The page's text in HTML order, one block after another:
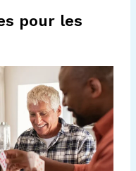
pour les